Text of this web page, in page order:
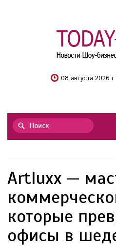
08 августа 2026 г
Artluxx —
которые
офисы в